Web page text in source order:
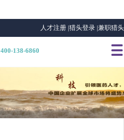
人才注册 |猎头登录 |兼职猎头
400-138-6860 